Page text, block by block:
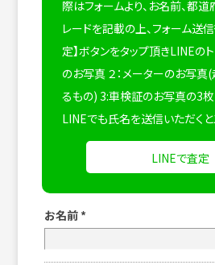
際はフォームより、お名前、都道
レードを記載の上、フォーム送
定】ボタンをタップ頂きLINEの
のお写真 ２：メーターのお写
るもの) 3:車検証のお写真の3枚
LINEでも氏名を送信いただくと
LINEで査定
お名前 *